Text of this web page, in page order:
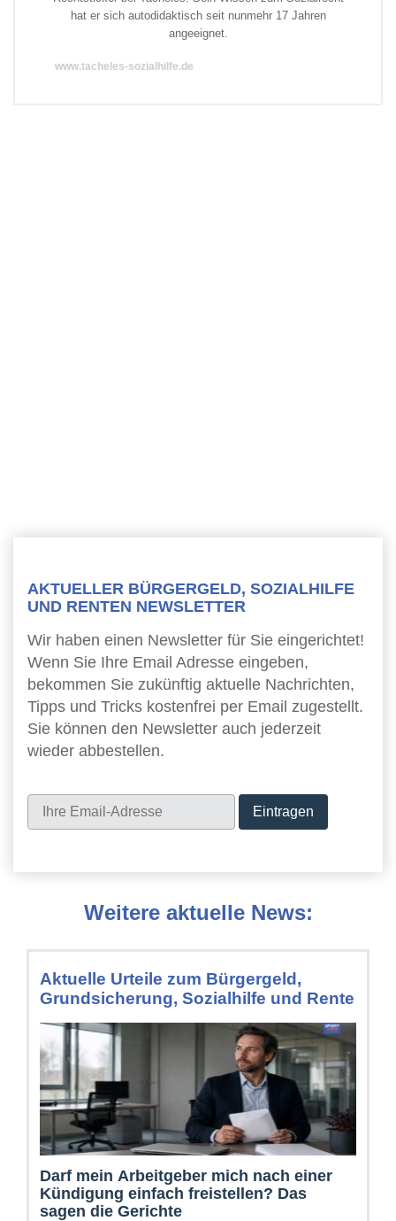
hat er sich autodidaktisch seit nunmehr 17 Jahren
angeeignet.
www.tacheles-sozialhilfe.de
AKTUELLER BÜRGERGELD, SOZIALHILFE
UND RENTEN NEWSLETTER
Wir haben einen Newsletter für Sie eingerichtet!
Wenn Sie Ihre Email Adresse eingeben,
bekommen Sie zukünftig aktuelle Nachrichten,
Tipps und Tricks kostenfrei per Email zugestellt.
Sie können den Newsletter auch jederzeit
wieder abbestellen.
Weitere aktuelle News:
Aktuelle Urteile zum Bürgergeld,
Grundsicherung, Sozialhilfe und Rente
Darf mein Arbeitgeber mich nach einer
Kündigung einfach freistellen? Das
sagen die Gerichte